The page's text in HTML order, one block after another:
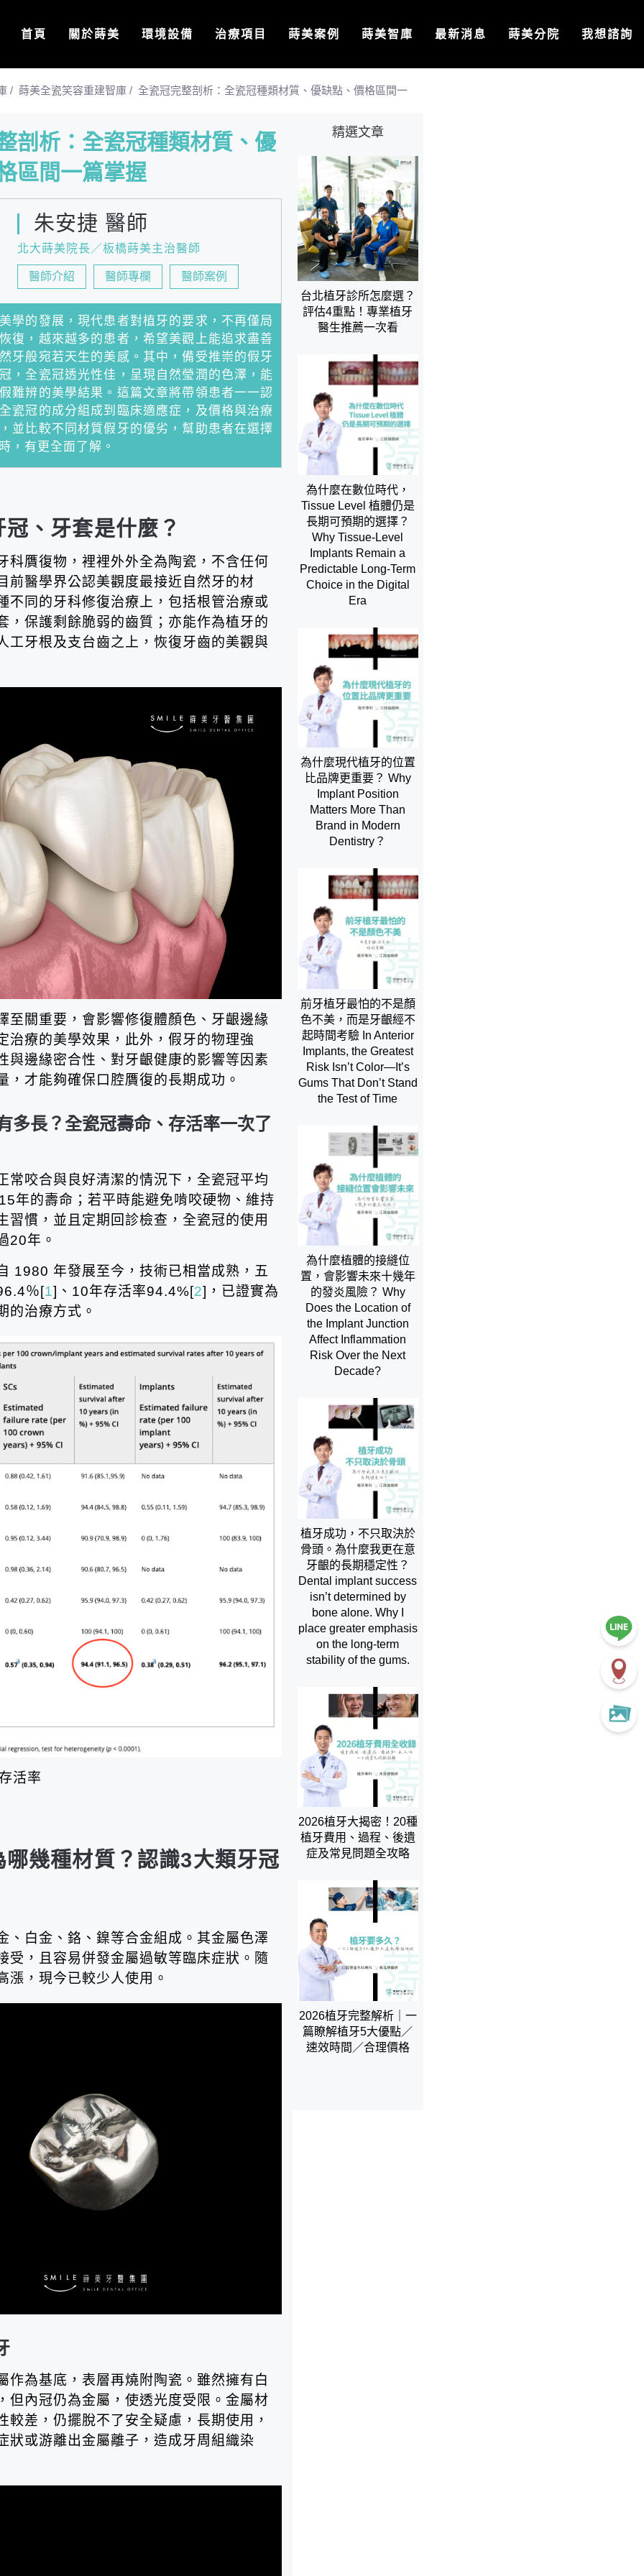
首頁 關於蒔美 環境設備 治療項目 蒔美案例 蒔美智庫 最新消息 蒔美分院 我想諮詢
/ 蒔美全瓷笑容重建智庫 / 全瓷冠完整剖析：全瓷冠種類材質、優缺點、價格區間一
剖析：全瓷冠種類材質、優
區間一篇掌握
朱安捷 醫師
北大蒔美院長／板橋蒔美主治醫師
醫師介紹 醫師專欄 醫師案例
學的發展，現代患者對植牙的要求，不再僅局
復，越來越多的患者，希望美觀上能追求盡善
牙般宛若天生的美感。其中，備受推崇的假牙
，全瓷冠透光性佳，呈現自然瑩潤的色澤，能
難辨的美學結果。這篇文章將帶領患者一一認
瓷冠的成分組成到臨床適應症，及價格與治療
並比較不同材質假牙的優劣，幫助患者在選擇
，有更全面了解。
、牙套是什麼？
科贋復物，裡裡外外全為陶瓷，不含任何
前醫學界公認美觀度最接近自然牙的材
不同的牙科修復治療上，包括根管治療或
，保護剩餘脆弱的齒質；亦能作為植牙的
工牙根及支台齒之上，恢復牙齒的美觀與
至關重要，會影響修復體顏色、牙齦邊緣
治療的美學效果，此外，假牙的物理強
與邊緣密合性、對牙齦健康的影響等因素
，才能夠確保口腔贋復的長期成功。
多長？全瓷冠壽命、存活率一次了
常咬合與良好清潔的情況下，全瓷冠平均
年的壽命；若平時能避免啃咬硬物、維持
習慣，並且定期回診檢查，全瓷冠的使用
20年。
1980 年發展至今，技術已相當成熟，五
％[1]、10年存活率94.4%[2]，已證實為
的治療方式。
活率
哪幾種材質？認識3大類牙冠
、白金、鉻、鎳等合金組成。其金屬色澤
受，且容易併發金屬過敏等臨床症狀。隨
漲，現今已較少人使用。
作為基底，表層再燒附陶瓷。雖然擁有白
但內冠仍為金屬，使透光度受限。金屬材
較差，仍擺脫不了安全疑慮，長期使用，
狀或游離出金屬離子，造成牙周組織染
精選文章
台北植牙診所怎麼選？
評估4重點！專業植牙
醫生推薦一次看
為什麼在數位時代，
Tissue Level 植體仍是
長期可預期的選擇？
Why Tissue-Level
Implants Remain a
Predictable Long-Term
Choice in the Digital
Era
為什麼現代植牙的位置
比品牌更重要？ Why
Implant Position
Matters More Than
Brand in Modern
Dentistry？
前牙植牙最怕的不是顏
色不美，而是牙齦經不
起時間考驗 In Anterior
Implants, the Greatest
Risk Isn’t Color—It’s
Gums That Don’t Stand
the Test of Time
為什麼植體的接縫位
置，會影響未來十幾年
的發炎風險？ Why
Does the Location of
the Implant Junction
Affect Inflammation
Risk Over the Next
Decade?
植牙成功，不只取決於
骨頭。為什麼我更在意
牙齦的長期穩定性？
Dental implant success
isn’t determined by
bone alone. Why I
place greater emphasis
on the long-term
stability of the gums.
2026植牙大揭密！20種
植牙費用、過程、後遺
症及常見問題全攻略
2026植牙完整解析｜一
篇瞭解植牙5大優點／
速效時間／合理價格